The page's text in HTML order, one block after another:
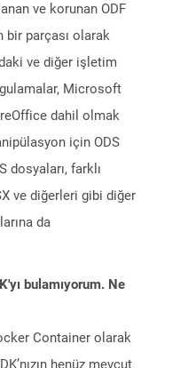
ve korunan ODF
bir parçası olarak
ve diğer işletim
Microsoft
dahil olmak
için ODS
dosyaları, farklı
ve diğerleri gibi diğer
da
bulamıyorum. Ne
Container olarak
henüz mevcut